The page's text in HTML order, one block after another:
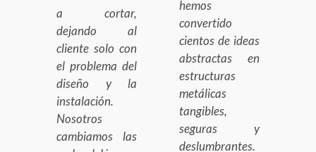
a cortar,
dejando al
cliente solo con
el problema del
diseño y la
instalación.
Nosotros
cambiamos las
hemos
convertido
cientos de ideas
abstractas en
estructuras
metálicas
tangibles,
seguras y
deslumbrantes.